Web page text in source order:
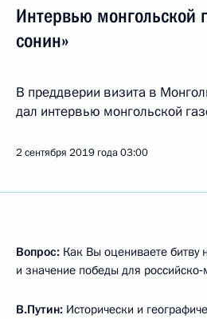
Интервью монгольской
сонин»
В преддверии визита в
дал интервью монгольской
2 сентября 2019 года03:00
Вопрос: Как Вы оцениваете битву
и значение победы для
В.Путин: Исторически и